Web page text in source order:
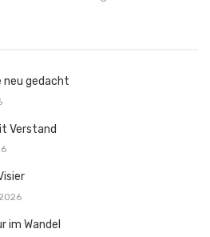
neu gedacht
Verstand
im Wandel